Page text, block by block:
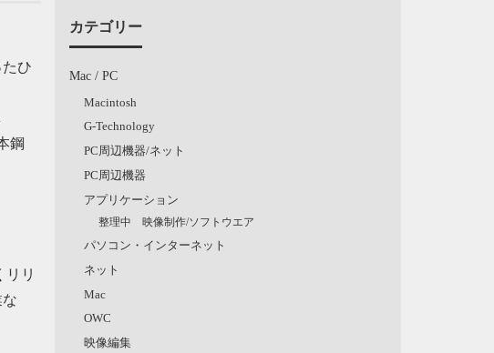
ひ
鋼
リリ
カテゴリー
Mac / PC
Macintosh
G-Technology
PC周辺機器/ネット
PC周辺機器
アプリケーション
整理中 映像制作/ソフトウエア
パソコン・インターネット
ネット
Mac
OWC
映像編集